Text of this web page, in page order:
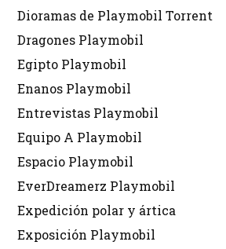
Dioramas de Playmobil Torrent
Dragones Playmobil
Egipto Playmobil
Enanos Playmobil
Entrevistas Playmobil
Equipo A Playmobil
Espacio Playmobil
EverDreamerz Playmobil
Expedición polar y ártica
Exposición Playmobil